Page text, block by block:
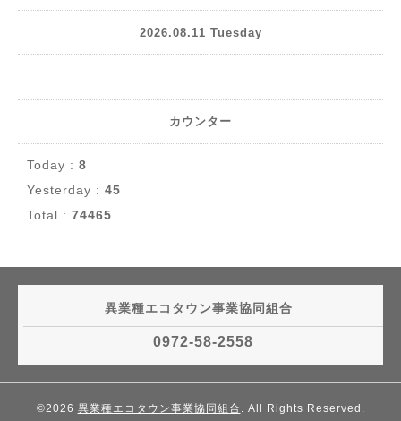
2026.08.11 Tuesday
カウンター
Today : 8
Yesterday : 45
Total : 74465
異業種エコタウン事業協同組合
0972-58-2558
©2026 異業種エコタウン事業協同組合 . All Rights Reserved.